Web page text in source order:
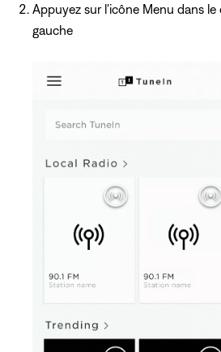
Appuyez sur l'icône Menu dans le
gauche